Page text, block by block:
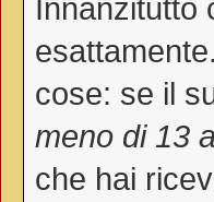
Innanzitutto
cose: se il
meno di 13
che hai